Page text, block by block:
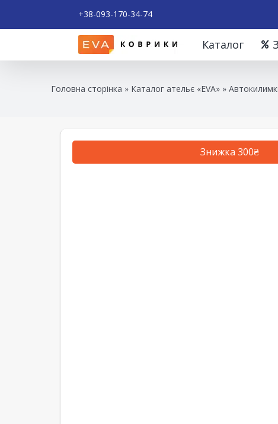
+38-093-170-34-74
Каталог
Головна сторінка » Каталог ательє «EVA»»
Знижка 300₴